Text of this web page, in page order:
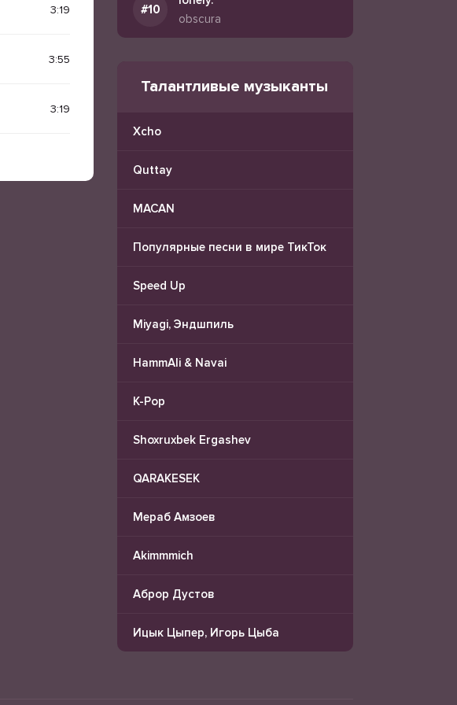
3:19
3:55
3:19
obscura
Талантливые музыканты
Xcho
Quttay
MACAN
Популярные песни в мире ТикТок
Speed Up
Miyagi, Эндшпиль
HammAli & Navai
K-Pop
Shoxruxbek Ergashev
QARAKESEK
Мераб Амзоев
Akimmmich
Аброр Дустов
Ицык Цыпер, Игорь Цыба